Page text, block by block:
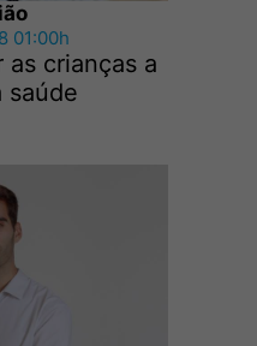
01:00h
as crianças a
saúde